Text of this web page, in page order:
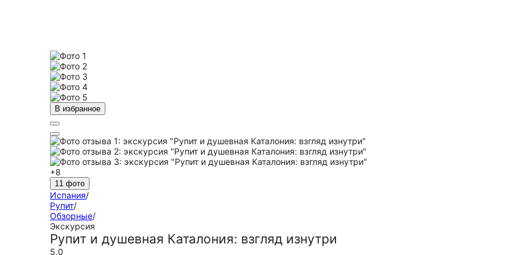
В избранное
+8
11 фото
Испания/
Рупит/
Обзорные/
Экскурсия
Рупит и душевная Каталония: взгляд изнутри
5,0